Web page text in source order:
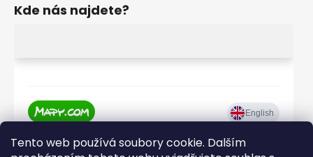
Tento web používá soubory cookie. Dalším
Kde nás najdete?